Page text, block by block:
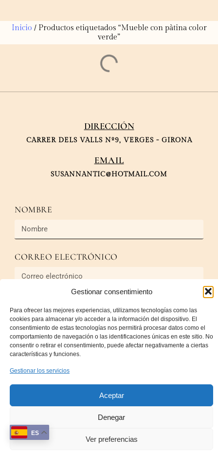
Gestionar consentimiento
Para ofrecer las mejores experiencias, utilizamos tecnologías como las
cookies para almacenar y/o acceder a la información del dispositivo. El
consentimiento de estas tecnologías nos permitirá procesar datos como el
comportamiento de navegación o las identificaciones únicas en este sitio. No
consentir o retirar el consentimiento, puede afectar negativamente a ciertas
características y funciones.
Gestionar los servicios
Aceptar
Denegar
Ver preferencias
Inicio / Productos etiquetados “Mueble con pàtina color
verde”
DIRECCIÓN
CARRER DELS VALLS Nº9, VERGES - GIRONA
EMAIL
SUSANNANTIC@HOTMAIL.COM
NOMBRE
CORREO ELECTRÓNICO
Terminos y Condiciones, Política devoluciones
Política de privacidad Política de cookies (UE)
ES